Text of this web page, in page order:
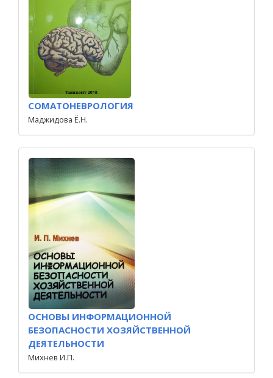
СОМАТОНЕВРОЛОГИЯ
Маджидова Ё.Н.
ОСНОВЫ ИНФОРМАЦИОННОЙ
БЕЗОПАСНОСТИ ХОЗЯЙСТВЕННОЙ
ДЕЯТЕЛЬНОСТИ
Михнев И.П.